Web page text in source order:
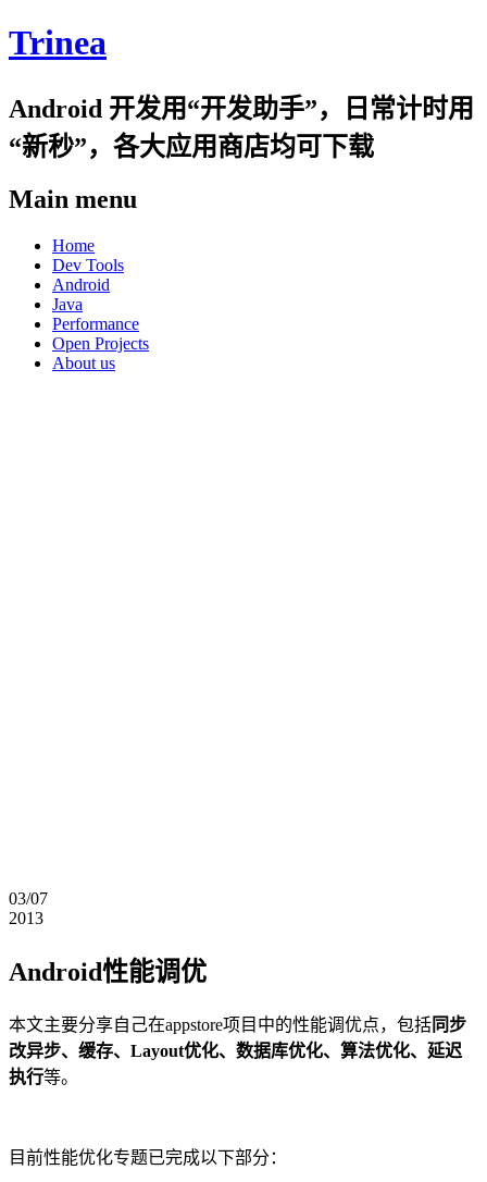
Trinea
Android 开发用“开发助手”，日常计时用
“新秒”，各大应用商店均可下载
Main menu
Skip
content
Home
Dev Tools
Android
Java
Performance
Open Projects
About us
03/07
2013
Android性能调优
本文主要分享自己在appstore项目中的性能调优点，包括同步
改异步、缓存、Layout优化、数据库优化、算法优化、延迟
执行等。
目前性能优化专题已完成以下部分：